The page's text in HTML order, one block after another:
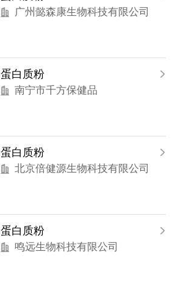
广州懿森康生物科技有限公司
蛋白质粉
南宁市千方保健品
蛋白质粉
北京倍健源生物科技有限公司
蛋白质粉
鸣远生物科技有限公司